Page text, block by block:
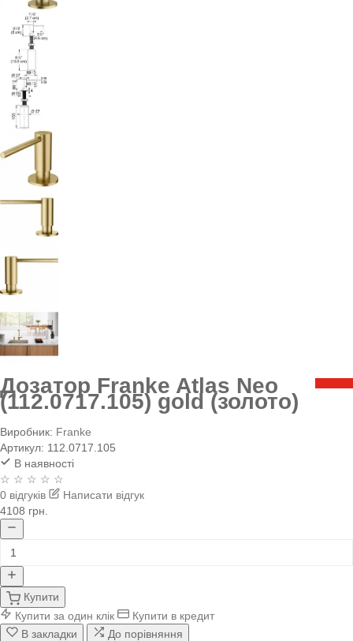
Дозатор Franke Atlas Neo
(112.0717.105) gold (золото)
Виробник: Franke
Артикул: 112.0717.105
В наявності
☆ ☆ ☆ ☆ ☆
0 відгуків
Написати відгук
4108 грн.
Купити
Купити за один клік
Купити в кредит
В закладки
До порівняння